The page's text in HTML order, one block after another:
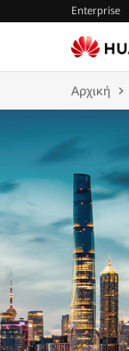
Enterprise
Αρχική